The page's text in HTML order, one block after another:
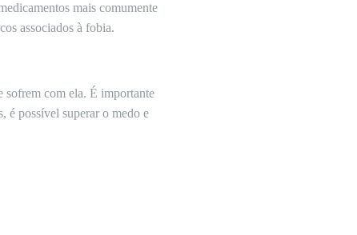
mais comumente
associados à fobia.
sofrem com ela. É importante
é possível superar o medo e